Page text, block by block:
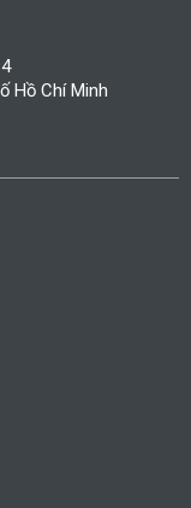
Hồ Chí Minh